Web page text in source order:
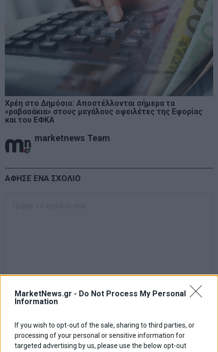
MarketNews.gr - Do Not Process My Personal
Information
If you wish to opt-out of the sale, sharing to third parties, or
processing of your personal or sensitive information for
targeted advertising by us, please use the below opt-out
Χρέη στο Δημόσιο: Αποστέλλονται σήμερα τα
«ραβασάκια» στους μεγάλους οφειλέτες της Εφορίας
και του ΕΦΚΑ
marketnews Team
ΑΦΗΣΕ ΕΝΑ ΣΧΟΛΙΟ